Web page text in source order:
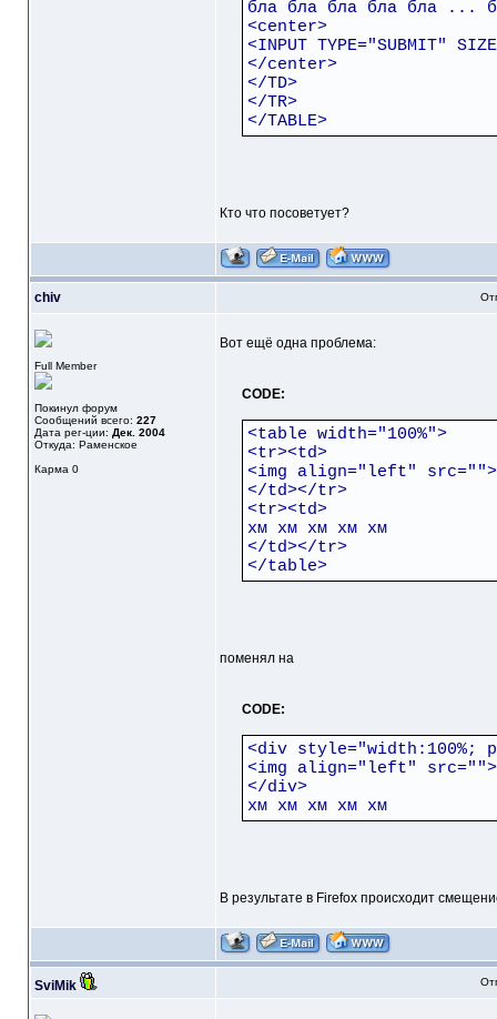
бла бла бла бла бла ...
<center>
<INPUT TYPE="SUBMIT"
</center>
</TD>
</TR>
</TABLE>
Кто что посоветует?
chiv
Full Member
Покинул форум
Сообщений всего: 227
Дата рег-ции: Дек. 2004
Откуда: Раменское
Карма 0
Вот ещё одна проблема:
CODE:
<table width="100%">
<tr><td>
<img align="left"
</td></tr>
<tr><td>
хм хм хм хм хм
</td></tr>
</table>
поменял на
CODE:
<div style="width:100%;
<img align="left"
</div>
хм хм хм хм хм
В результате в Firefox происходит
SviMik